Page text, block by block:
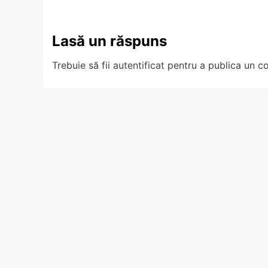
Lasă un răspuns
Trebuie să fii autentificat pentru a publica un